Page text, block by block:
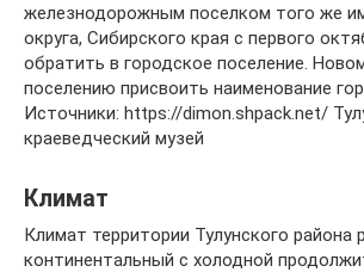
железнодорожным поселком того же
округа, Сибирского края с первого
обратить в городское поселение.
поселению присвоить наименование
Источники: https://dimon.shpack.net/
краеведческий музей
Климат
Климат территории Тулунского района
континентальный с холодной